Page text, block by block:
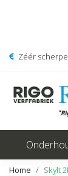
Zéér
Home Skylt